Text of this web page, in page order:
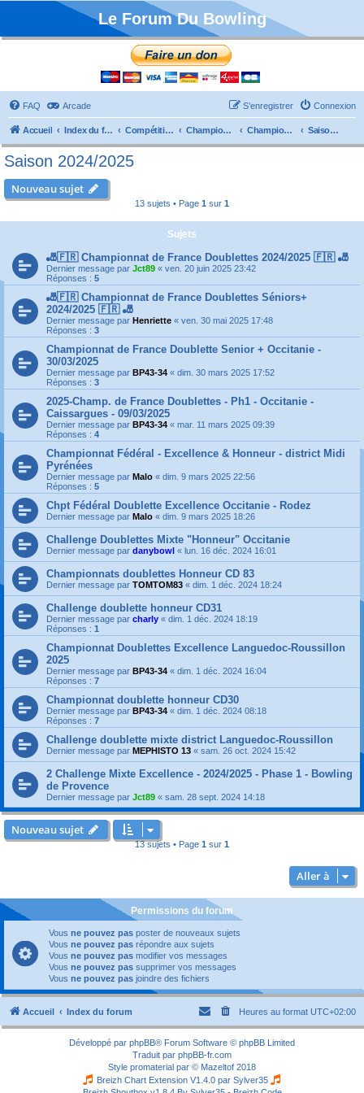
Le Forum Du Bowling
FAQ Arcade Connexion
S’enregistrer
Accueil Index du forum Compétitions Championnats de France Championnat Doublettes Saison 2024/2025
Saison 2024/2025
Nouveau sujet
13 sujets • Page 1 sur 1
Sujets
🎳🇫🇷 Championnat de France Doublettes 2024/2025 🇫🇷 🎳
Dernier message par Jct89 « ven. 20 juin 2025 23:42
Réponses : 5
🎳🇫🇷 Championnat de France Doublettes Séniors+
2024/2025 🇫🇷 🎳
Dernier message par Henriette « ven. 30 mai 2025 17:48
Réponses : 3
Championnat de France Doublette Senior + Occitanie -
30/03/2025
Dernier message par BP43-34 « dim. 30 mars 2025 17:52
Réponses : 3
2025-Champ. de France Doublettes - Ph1 - Occitanie -
Caissargues - 09/03/2025
Dernier message par BP43-34 « mar. 11 mars 2025 09:39
Réponses : 4
Championnat Fédéral - Excellence & Honneur - district Midi
Pyrénées
Dernier message par Malo « dim. 9 mars 2025 22:56
Réponses : 5
Chpt Fédéral Doublette Excellence Occitanie - Rodez
Dernier message par Malo « dim. 9 mars 2025 18:26
Challenge Doublettes Mixte "Honneur" Occitanie
Dernier message par danybowl « lun. 16 déc. 2024 16:01
Championnats doublettes Honneur CD 83
Dernier message par TOMTOM83 « dim. 1 déc. 2024 18:24
Challenge doublette honneur CD31
Dernier message par charly « dim. 1 déc. 2024 18:19
Réponses : 1
Championnat Doublettes Excellence Languedoc-Roussillon
2025
Dernier message par BP43-34 « dim. 1 déc. 2024 16:04
Réponses : 7
Championnat doublette honneur CD30
Dernier message par BP43-34 « dim. 1 déc. 2024 08:18
Réponses : 7
Challenge doublette mixte district Languedoc-Roussillon
Dernier message par MEPHISTO 13 « sam. 26 oct. 2024 15:42
2 Challenge Mixte Excellence - 2024/2025 - Phase 1 - Bowling
de Provence
Dernier message par Jct89 « sam. 28 sept. 2024 14:18
Nouveau sujet
13 sujets • Page 1 sur 1
Aller à
Permissions du forum
Vous ne pouvez pas poster de nouveaux sujets
Vous ne pouvez pas répondre aux sujets
Vous ne pouvez pas modifier vos messages
Vous ne pouvez pas supprimer vos messages
Vous ne pouvez pas joindre des fichiers
Accueil Index du forum Heures au format UTC+02:00
Développé par phpBB® Forum Software © phpBB Limited
Traduit par phpBB-fr.com
Style promaterial par © Mazeltof 2018
Breizh Chart Extension V1.4.0 par Sylver35